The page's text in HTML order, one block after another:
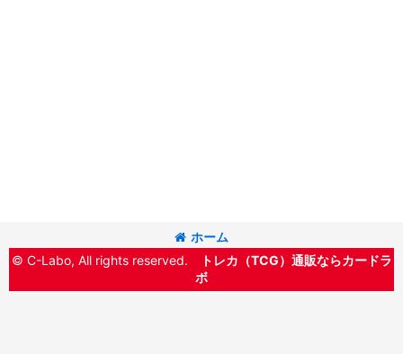
ホーム
© C-Labo, All rights reserved.
トレカ（TCG）通販ならカードラ
ボ